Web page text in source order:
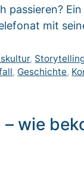
passieren?
mit
,
, Geschichte,
wie